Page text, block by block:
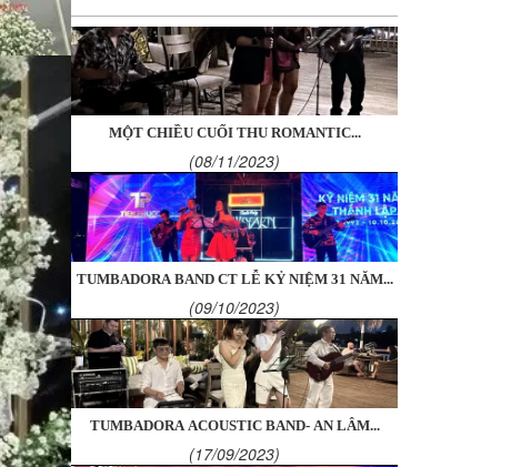
MỘT CHIỀU CUỐI THU ROMANTIC...
(08/11/2023)
TUMBADORA BAND CT LỄ KỶ NIỆM 31 NĂM...
(09/10/2023)
TUMBADORA ACOUSTIC BAND- AN LÂM...
(17/09/2023)